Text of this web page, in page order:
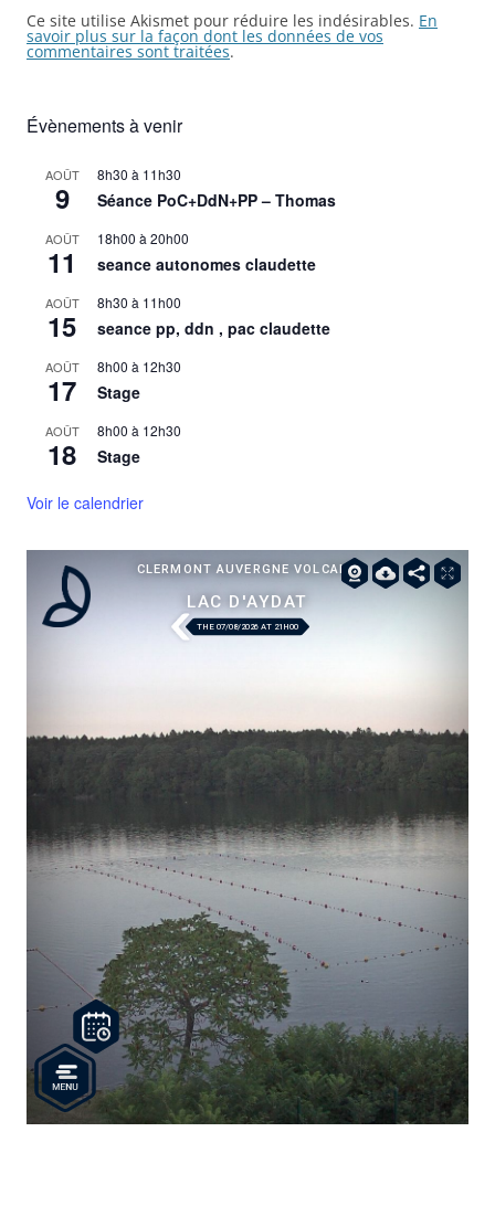
Ce site utilise Akismet pour réduire les indésirables. En
savoir plus sur la façon dont les données de vos
commentaires sont traitées.
Évènements à venir
AOÛT
9
8h30 à 11h30
Séance PoC+DdN+PP – Thomas
AOÛT
11
18h00 à20h00
seance autonomes claudette
AOÛT
15
8h30 à 11h00
seance pp, ddn , pac claudette
AOÛT
17
8h00 à 12h30
Stage
AOÛT
18
8h00 à 12h30
Stage
Voir le calendrier